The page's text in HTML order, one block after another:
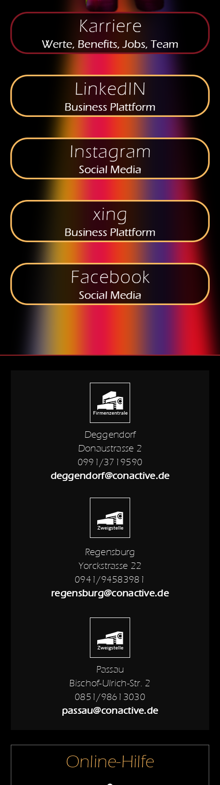
Deggendorf
Donaustrasse 2
0991/3719590
deggendorf@conactive.de
Regensburg
Yorckstrasse 22
0941/94583981
regensburg@conactive.de
Passau
Bischof-Ulrich-Str. 2
0851/98613030
passau@conactive.de
Online-Hilfe